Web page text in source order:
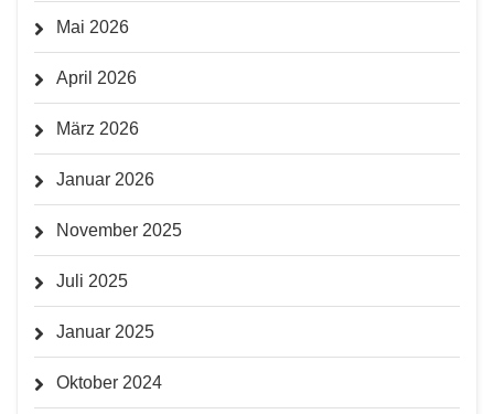
Mai 2026
April 2026
März 2026
Januar 2026
November 2025
Juli 2025
Januar 2025
Oktober 2024